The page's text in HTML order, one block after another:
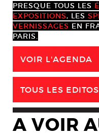
PRESQUE TOUS LES
EXPOSITIONS, LES
VERNISSAGES EN
PARIS.
VOIR L'AGENDA
TOUS LES EDITOS
A VOIR